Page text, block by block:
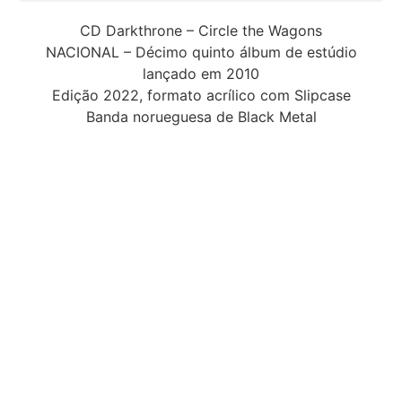
CD Darkthrone – Circle the Wagons
NACIONAL – Décimo quinto álbum de estúdio
lançado em 2010
Edição 2022, formato acrílico com Slipcase
Banda norueguesa de Black Metal